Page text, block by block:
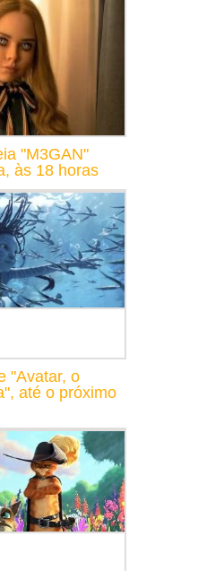
"M3GAN"
às 18 horas
"Avatar, o
até o próximo